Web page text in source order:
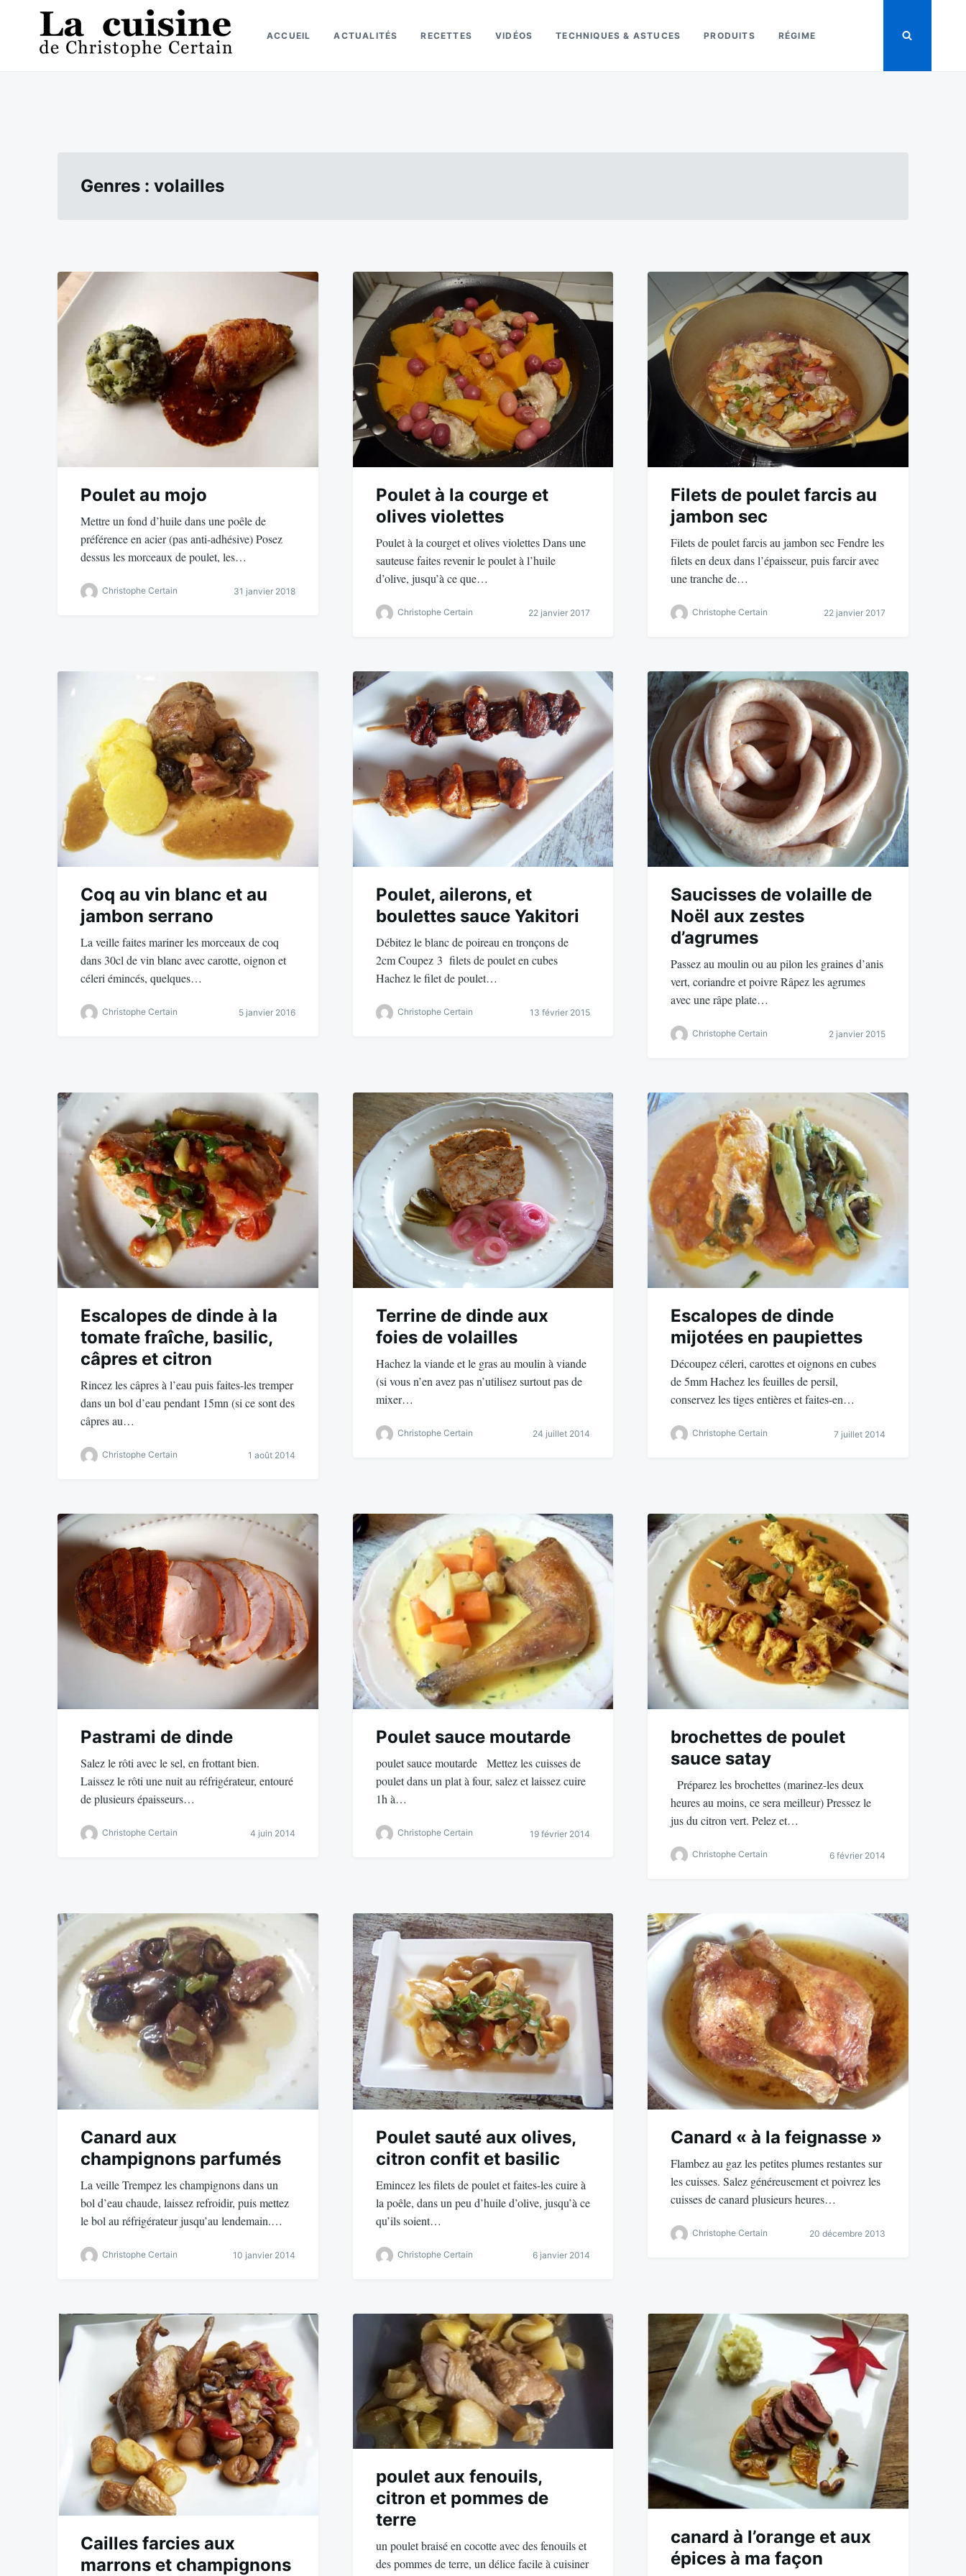
content
for:
ACCUEIL ACTUALITÉS RECETTES VIDÉOS TECHNIQUES & ASTUCES PRODUITS RÉGIME
Genres : volailles
Poulet au mojo
Mettre un fond d’huile dans une poêle de
préférence en acier (pas anti-adhésive) Posez
dessus les morceaux de poulet, les…
Christophe Certain 31 janvier 2018
Poulet à la courge et
olives violettes
Poulet à la courget et olives violettes Dans une
sauteuse faites revenir le poulet à l’huile
d’olive, jusqu’à ce que…
Christophe Certain 22 janvier 2017
Filets de poulet farcis au
jambon sec
Filets de poulet farcis au jambon sec Fendre les
filets en deux dans l’épaisseur, puis farcir avec
une tranche de…
Christophe Certain 22 janvier 2017
Coq au vin blanc et au
jambon serrano
La veille faites mariner les morceaux de coq
dans 30cl de vin blanc avec carotte, oignon et
céleri émincés, quelques…
Christophe Certain 5 janvier 2016
Poulet, ailerons, et
boulettes sauce Yakitori
Débitez le blanc de poireau en tronçons de
2cm Coupez 3 filets de poulet en cubes
Hachez le filet de poulet…
Christophe Certain 13 février 2015
Saucisses de volaille de
Noël aux zestes
d’agrumes
Passez au moulin ou au pilon les graines d’anis
vert, coriandre et poivre Râpez les agrumes
avec une râpe plate…
Christophe Certain 2 janvier 2015
Escalopes de dinde à la
tomate fraîche, basilic,
câpres et citron
Rincez les câpres à l’eau puis faites-les tremper
dans un bol d’eau pendant 15mn (si ce sont des
câpres au…
Christophe Certain 1 août 2014
Terrine de dinde aux
foies de volailles
Hachez la viande et le gras au moulin à viande
(si vous n’en avez pas n’utilisez surtout pas de
mixer…
Christophe Certain 24 juillet 2014
Escalopes de dinde
mijotées en paupiettes
Découpez céleri, carottes et oignons en cubes
de 5mm Hachez les feuilles de persil,
conservez les tiges entières et faites-en…
Christophe Certain 7 juillet 2014
Pastrami de dinde
Salez le rôti avec le sel, en frottant bien.
Laissez le rôti une nuit au réfrigérateur, entouré
de plusieurs épaisseurs…
Christophe Certain 4 juin 2014
Poulet sauce moutarde
poulet sauce moutarde Mettez les cuisses de
poulet dans un plat à four, salez et laissez cuire
1h à…
Christophe Certain 19 février 2014
brochettes de poulet
sauce satay
Préparez les brochettes (marinez-les deux
heures au moins, ce sera meilleur) Pressez le
jus du citron vert. Pelez et…
Christophe Certain 6 février 2014
Canard aux
champignons parfumés
La veille Trempez les champignons dans un
bol d’eau chaude, laissez refroidir, puis mettez
le bol au réfrigérateur jusqu’au lendemain.…
Christophe Certain 10 janvier 2014
Poulet sauté aux olives,
citron confit et basilic
Emincez les filets de poulet et faites-les cuire à
la poêle, dans un peu d’huile d’olive, jusqu’à ce
qu’ils soient…
Christophe Certain 6 janvier 2014
Canard « à la feignasse »
Flambez au gaz les petites plumes restantes sur
les cuisses. Salez généreusement et poivrez les
cuisses de canard plusieurs heures…
Christophe Certain 20 décembre 2013
Cailles farcies aux
marrons et champignons
poulet aux fenouils,
citron et pommes de
terre
un poulet braisé en cocotte avec des fenouils et
des pommes de terre, un délice facile à cuisiner
canard à l’orange et aux
épices à ma façon